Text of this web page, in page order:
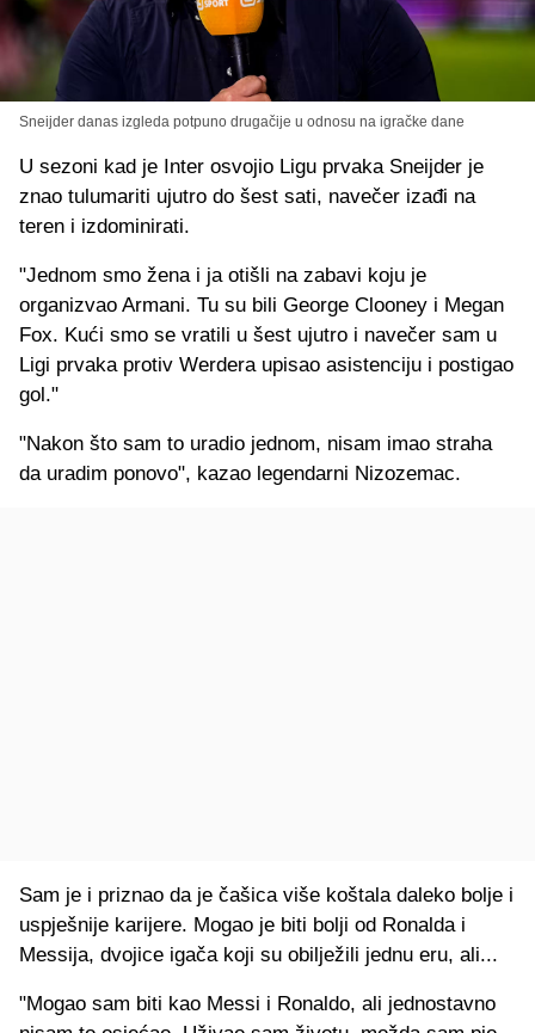
Sneijder danas izgleda potpuno drugačije u odnosu na igračke dane
U sezoni kad je Inter osvojio Ligu prvaka Sneijder je
znao tulumariti ujutro do šest sati, navečer izađi na
teren i izdominirati.
"Jednom smo žena i ja otišli na zabavi koju je
organizvao Armani. Tu su bili George Clooney i Megan
Fox. Kući smo se vratili u šest ujutro i navečer sam u
Ligi prvaka protiv Werdera upisao asistenciju i postigao
gol."
"Nakon što sam to uradio jednom, nisam imao straha
da uradim ponovo", kazao legendarni Nizozemac.
Sam je i priznao da je čašica više koštala daleko bolje i
uspješnije karijere. Mogao je biti bolji od Ronalda i
Messija, dvojice igača koji su obilježili jednu eru, ali...
"Mogao sam biti kao Messi i Ronaldo, ali jednostavno